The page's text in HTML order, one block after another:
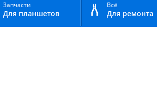
Запчасти
Для планшетов
Всё
Для ремонта